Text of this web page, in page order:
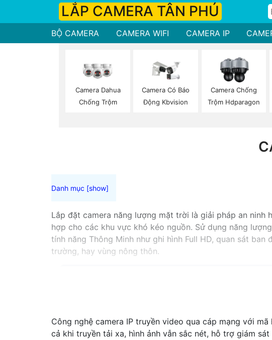
LẮP CAMERA TÂN PHÚ
BỘ CAMERA CAMERA WIFI CAMERA IP
Camera Dahua
Chống Trộm
Camera Có Báo
Động Kbvision
Camera Chống
Trộm Hdparagon
Lắp đặt camera năng lượng mặt trời là giải pháp an
hợp cho các khu vực khó kéo nguồn. Sử dụng năng
tính năng Thông Minh như ghi hình Full HD, quan sát
trường, hay vùng nông thôn.
Công nghệ camera IP truyền video qua cáp mạng với
cả khi truyền tải xa, hình ảnh vẫn sắc nét, hỗ trợ giám